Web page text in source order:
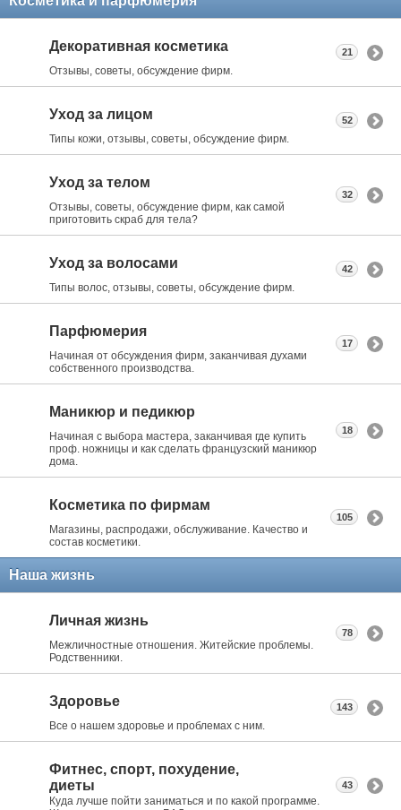
Декоративная косметика
Отзывы, советы, обсуждение фирм.
21
Уход за лицом
Типы кожи, отзывы, советы, обсуждение фирм.
52
Уход за телом
Отзывы, советы, обсуждение фирм, как самой
приготовить скраб для тела?
32
Уход за волосами
Типы волос, отзывы, советы, обсуждение фирм.
42
Парфюмерия
Начиная от обсуждения фирм, заканчивая духами
собственного производства.
17
Маникюр и педикюр
Начиная с выбора мастера, заканчивая где купить
проф. ножницы и как сделать французский маникюр
дома.
18
Косметика по фирмам
Магазины, распродажи, обслуживание. Качество и
состав косметики.
105
Наша жизнь
Личная жизнь
Межличностные отношения. Житейские проблемы.
Родственники.
78
Здоровье
Все о нашем здоровье и проблемах с ним.
143
Фитнес, спорт, похудение,
диеты
Куда лучше пойти заниматься и по какой программе.
43